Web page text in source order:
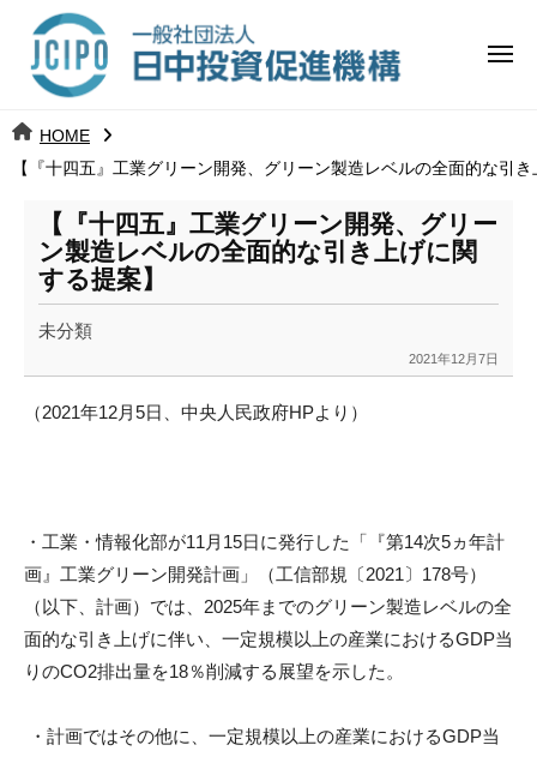
ツ 日
中
投
資
促
進
j
c
メ
HOME
【『十四五』工業グリーン開発、グリーン製造レベルの全面的な引
【『十四五』工業グリーン開発、グリー
ン製造レベルの全面的な引き上げに関
する提案】
未分類
2021年12月7日
k
u
m
（2021年12月5日、中央人民政府HPより）
・工業・情報化部が11月15日に発行した「『第14次5ヵ年計
画』工業グリーン開発計画」（工信部規〔2021〕178号）
（以下、計画）では、 2025年までのグリーン製造レベルの全
面的な引き上げに伴い、 一定規模以上の産業におけるGDP当
りのCO2排出量を18％削減する展望を示した。
・計画ではその他に、 一定規模以上の産業におけるGDP当
日
中
資
進
機
構